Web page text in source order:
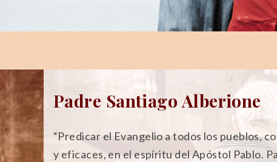
Padre Santiago Alberione
“Predicar el Evangelio a todos los pueblos,
y eficaces, en el espíritu del Apóstol Pablo.